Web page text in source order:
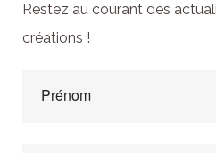
Restez au courant des
créations !